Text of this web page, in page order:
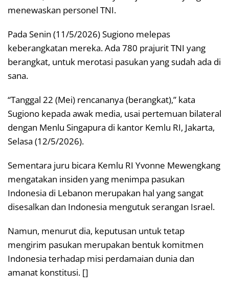
menewaskan personel TNI.
Pada Senin (11/5/2026) Sugiono melepas
keberangkatan mereka. Ada 780 prajurit TNI yang
berangkat, untuk merotasi pasukan yang sudah ada di
sana.
“Tanggal 22 (Mei) rencananya (berangkat),” kata
Sugiono kepada awak media, usai pertemuan bilateral
dengan Menlu Singapura di kantor Kemlu RI, Jakarta,
Selasa (12/5/2026).
Sementara juru bicara Kemlu RI Yvonne Mewengkang
mengatakan insiden yang menimpa pasukan
Indonesia di Lebanon merupakan hal yang sangat
disesalkan dan Indonesia mengutuk serangan Israel.
Namun, menurut dia, keputusan untuk tetap
mengirim pasukan merupakan bentuk komitmen
Indonesia terhadap misi perdamaian dunia dan
amanat konstitusi. []